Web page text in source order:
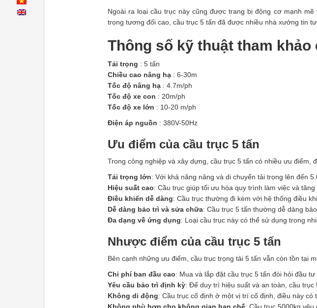
Ngoài ra loại cầu trục này cũng được trang bị động cơ mạnh
trọng tương đối cao, cầu trục 5 tấn đã được nhiều nhà xưởng tin
Thông số kỹ thuật tham khảo
Tải trọng : 5 tấn
Chiều cao nâng hạ: 6-30m
Tốc độ nâng hạ: 4.7m/ph
Tốc độ xe con : 20m/ph
Tốc độ xe lớn : 10-20 m/ph
Điện áp nguồn : 380V-50Hz
Ưu điểm của cầu trục 5 tấn
Trong công nghiệp và xây dựng, cầu trục 5 tấn có nhiều ưu điểm,
Tải trọng lớn: Với khả năng nâng và di chuyển tải trọng lên đến
Hiệu suất cao: Cầu trục giúp tối ưu hóa quy trình làm việc và tăng
Điều khiển dễ dàng: Cầu trục thường đi kèm với hệ thống điều
Dễ dàng bảo trì và sửa chữa: Cầu trục 5 tấn thường dễ dàng
Đa dạng về ứng dụng: Loại cầu trục này có thể sử dụng trong
Nhược điểm của cầu trục 5 tấn
Bên cạnh những ưu điểm, cầu trục trọng tải 5 tấn vẫn còn tồn tại
Chi phí ban đầu cao: Mua và lắp đặt cầu trục 5 tấn đòi hỏi đầu
Yêu cầu bảo trì định kỳ: Để duy trì hiệu suất và an toàn, cầu trục
Không di động: Cầu trục cố định ở một vị trí cố định, điều này có